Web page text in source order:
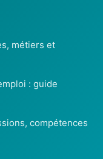
métiers et
: guide
compétences